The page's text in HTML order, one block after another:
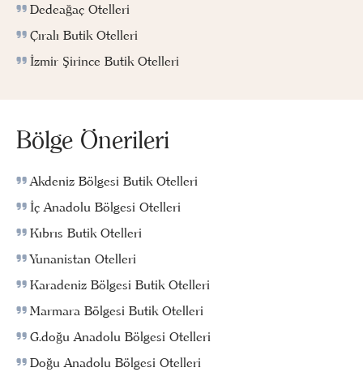
Dedeağaç Otelleri
Çıralı Butik Otelleri
İzmir Şirince Butik Otelleri
Bölge Önerileri
Akdeniz Bölgesi Butik Otelleri
İç Anadolu Bölgesi Otelleri
Kıbrıs Butik Otelleri
Yunanistan Otelleri
Karadeniz Bölgesi Butik Otelleri
Marmara Bölgesi Butik Otelleri
G.doğu Anadolu Bölgesi Otelleri
Doğu Anadolu Bölgesi Otelleri